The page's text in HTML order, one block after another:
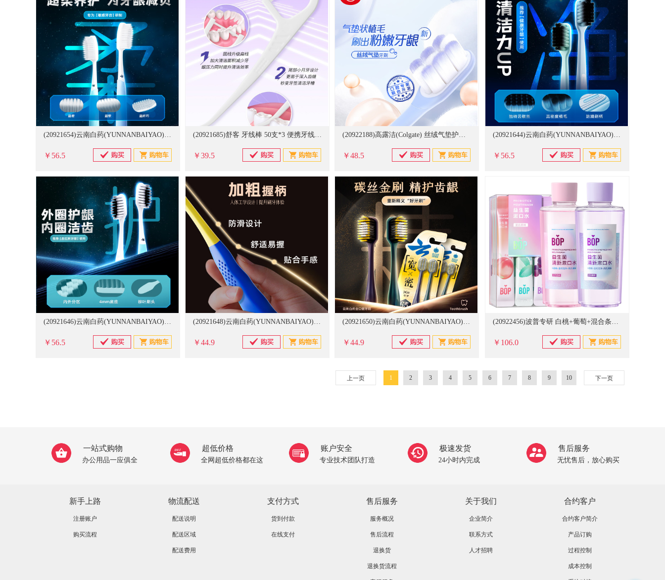
(20921654)云南白药(YUNNANBAIYAO) 金口健牙刷轻柔洁齿宽头 6支 敏感牙齿(单位：支)
￥56.5
(20921685)舒客 牙线棒 50支*3 便携牙线(单位：盒)
￥39.5
(20922188)高露洁(Colgate) 丝绒气垫护龈 2支 丝绒气垫成人软毛凸面牙刷双支装(单位：支)
￥48.5
(20921644)云南白药(YUNNANBAIYAO) 金口健牙刷深澈洁净宽头 6支 深度清洁(单位：支)
￥56.5
(20921646)云南白药(YUNNANBAIYAO) 金口健牙刷护龈清洁宽头 6支 牙龈问题(单位：支)
￥56.5
(20921648)云南白药(YUNNANBAIYAO) 金口健牙刷密羽金刷 6支 0.15mm纤丝毛(单位：支)
￥44.9
(20921650)云南白药(YUNNANBAIYAO) 金口健牙刷宽头碳丝金刷 6支 家庭装6支(单位：支)
￥44.9
(20922456)波普专研 白桃+葡萄+混合条装20支 果味500ml*2+混合20条 益生菌漱口水(单位：瓶)
￥106.0
上一页 1 2 3 4 5 6 7 8 9 10 下一页
一站式购物
办公用品一应俱全
超低价格
全网超低价格都在这
账户安全
专业技术团队打造
极速发货
24小时内完成
售后服务
无忧售后，放心购买
新手上路
注册账户
购买流程
物流配送
配送说明
配送区域
配送费用
支付方式
货到付款
在线支付
售后服务
服务概况
售后流程
退换货
退换货流程
关于我们
企业简介
联系方式
人才招聘
合约客户
合约客户简介
产品订购
过程控制
成本控制